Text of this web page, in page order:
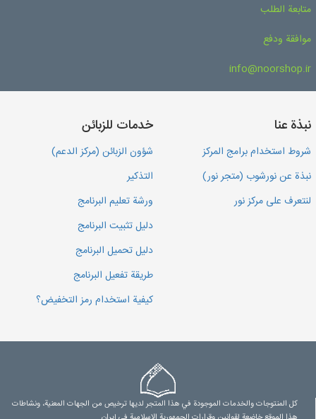
متابعة الطلب
موافقة ودفع
info@noorshop.ir
نبذة عنا
شروط استخدام برامج المركز
نبذة عن نورشوب (متجر نور)
لنتعرف على مركز نور
خدمات للزبائن
شؤون الزبائن (مركز الدعم)
التذكير
ورشة تعليم البرنامج
دليل تثبيت البرنامج
دليل تحميل البرنامج
طريقة تفعيل البرنامج
كيفية استخدام رمز التخفيض؟
كل المنتوجات والخدمات الموجودة في هذا المتجر لديها ترخيص من الجهات المعنية، ونشاطات